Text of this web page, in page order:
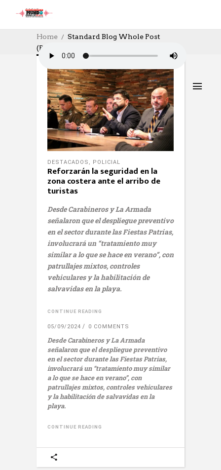
Home
Standard Blog Whole Post
(Page 110)
DESTACADOS , POLICIAL
Reforzarán la seguridad en la
zona costera ante el arribo de
turistas
Desde Carabineros y La Armada
señalaron que el despliegue preventivo
en el sector durante las Fiestas Patrias,
involucrará un “tratamiento muy
similar a lo que se hace en verano”, con
patrullajes mixtos, controles
vehiculares y la habilitación de
salvavidas en la playa.
CONTINUE READING
05/09/2024 0 COMMENTS
Desde Carabineros y La Armada
señalaron que el despliegue preventivo
en el sector durante las Fiestas Patrias,
involucrará un “tratamiento muy similar
a lo que se hace en verano”, con
patrullajes mixtos, controles vehiculares
y la habilitación de salvavidas en la
playa.
CONTINUE READING